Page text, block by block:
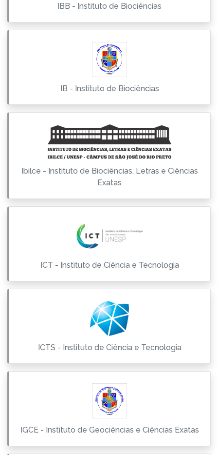
IBB - Instituto de Biociências
IB - Instituto de Biociências
Ibilce - Instituto de Biociências, Letras e Ciências
Exatas
ICT - Instituto de Ciência e Tecnologia
ICTS - Instituto de Ciência e Tecnologia
IGCE - Instituto de Geociências e Ciências Exatas